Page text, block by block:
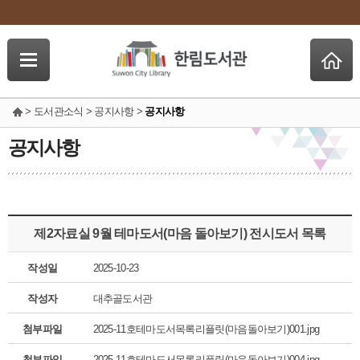
> 도서관소식 > 공지사항 > 공지사항
공지사항
제2자료실 9월 테마도서(마음 돌아보기) 전시도서 목록
작성일 2025-10-23
작성자 대추골도서관
첨부파일 2025-11호테마도서목록리플릿(마음돌아보기)001.jpg